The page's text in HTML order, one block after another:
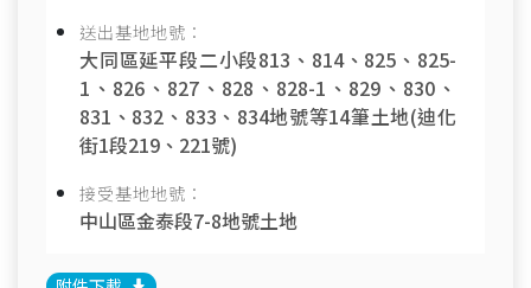
送出基地地號：
大同區延平段二小段813、814、825、825-
1、826、827、828、828-1、829、830、
831、832、833、834地號等14筆土地(迪化
街1段219、221號)
接受基地地號：
中山區金泰段7-8地號土地